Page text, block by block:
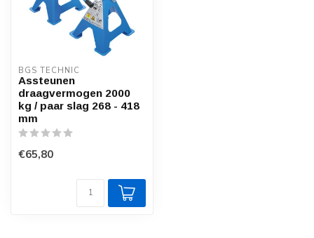
BGS TECHNIC
Assteunen
draagvermogen 2000
kg / paar slag 268 - 418
mm
€65,80